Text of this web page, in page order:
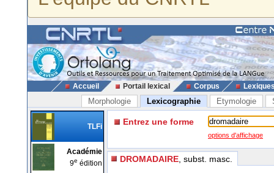
Accueil Portail lexical Corpus
Morphologie Lexicographie Etymologie
TLFi
Académie
9e édition
Entrez une forme
options d'affichage
DROMADAIRE , subst. masc.